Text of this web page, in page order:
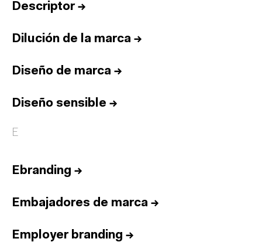
Descriptor→
Dilución de la marca →
Diseño de marca →
Diseño sensible →
E
Ebranding →
Embajadores de marca →
Employer branding →